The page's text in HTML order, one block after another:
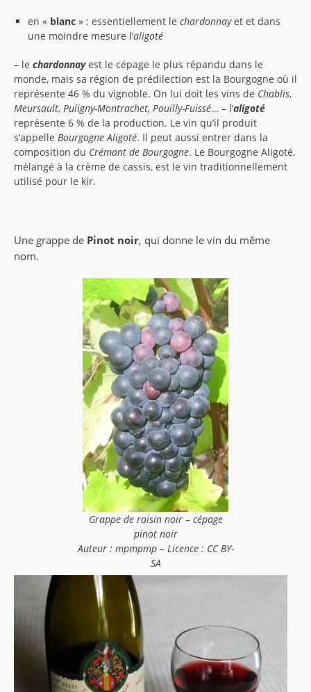
en « blanc » : essentiellement le chardonnayet et dans
une moindre mesure l’aligoté
– le chardonnayest le cépage le plus répandu dans le
monde, mais sa région de prédilection est la Bourgogne où il
représente 46 % du vignoble. On lui doit les vins de Chablis,
Meursault, Puligny-Montrachet, Pouilly-Fuissé… – l’aligoté
représente 6 % de la production. Le vin qu’il produit
s’appelle Bourgogne Aligoté. Il peut aussi entrer dans la
composition du Crémant de Bourgogne. Le Bourgogne Aligoté,
mélangé à la crème de cassis, est le vin traditionnellement
utilisé pour le kir.
Une grappe de Pinot noir, qui donne le vin du même
nom.
Grappe de raisin noir – cépage
pinot noir
Auteur : mpmpmp – Licence : CC BY-
SA